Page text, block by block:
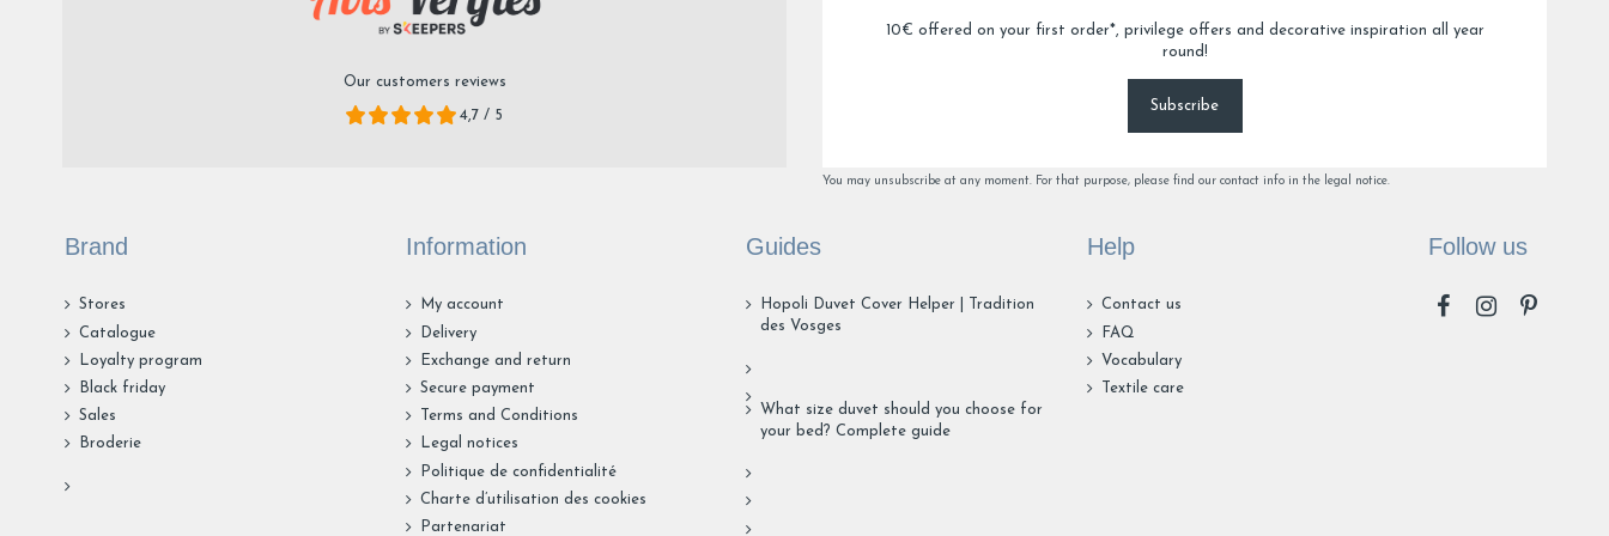
Nous sommes désolés d'apprendre que ce peignoir ne répond pas à vos attentes et que vous n'avez pas trouvé le
N'hésitez pas à nous contacter si vous avez besoin d'aide pour choisir un peignoir de bain qui vous conviendrait
Cordialement.
L’équipe traditiondesvosges
Our customers reviews
4,7 / 5
10€ offered on your first order*, privilege offers and decorative inspiration all year
round!
Subscribe
You may unsubscribe at any moment. For that purpose, please find our contact info in the legal notice.
Brand
Stores
Catalogue
Loyalty program
Black friday
Sales
Broderie
Information
My account
Delivery
Exchange and return
Secure payment
Terms and Conditions
Legal notices
Politique de confidentialité
Charte d’utilisation des cookies
Partenariat
Guides
Hopoli Duvet Cover Helper | Tradition
des Vosges
What size duvet should you choose for
your bed? Complete guide
Help
Contact us
FAQ
Vocabulary
Textile care
Follow us